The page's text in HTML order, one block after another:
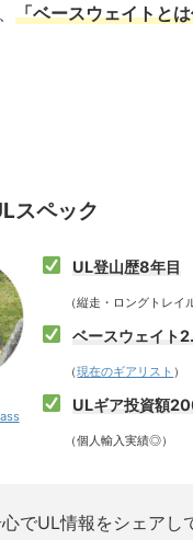
「ベースウェイトと
スペック
UL登山歴8年目
（縦走・ロングトレイル
ベースウェイト
（現在のギアリスト ）
ULギア投資額
（個人輸入実績◎）
でUL情報をシェアし